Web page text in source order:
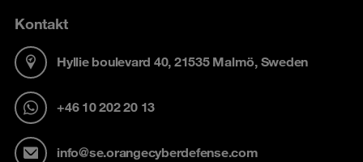
Kontakt
Hyllie boulevard 40, 21535 Malmö, Sweden
+46 10 202 20 13
info@se.orangecyberdefense.com